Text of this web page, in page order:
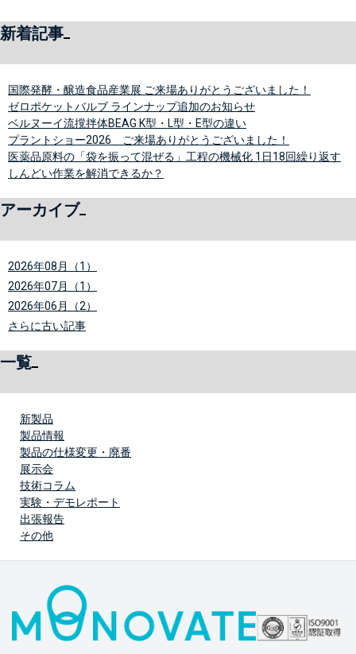
新着記事
国際発酵・醸造食品産業展 ご来場ありがとうございました！
ゼロポケットバルブ ラインナップ追加のお知らせ
ベルヌーイ流撹拌体BEAG K型・L型・E型の違い
プラントショー2026 ご来場ありがとうございました！
医薬品原料の「袋を振って混ぜる」工程の機械化 1日18回繰り返す
しんどい作業を解消できるか？
アーカイブ
2026年08月（1）
2026年07月（1）
2026年06月（2）
さらに古い記事
一覧
新製品
製品情報
製品の仕様変更・廃番
展示会
技術コラム
実験・デモレポート
出張報告
その他